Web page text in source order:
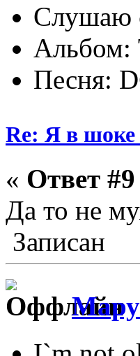
Слушаю
Альбом:
Песня:
Re: Я в шоке
« Ответ
Да то не
Записан